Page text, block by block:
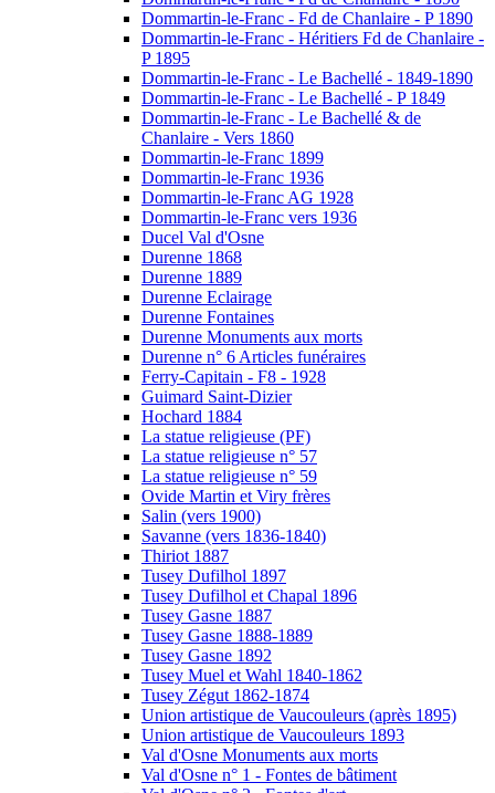
Dommartin-le-Franc - Fd de Chanlaire - P 1890
Dommartin-le-Franc - Héritiers Fd de Chanlaire -
P 1895
Dommartin-le-Franc - Le Bachellé - 1849-1890
Dommartin-le-Franc - Le Bachellé - P 1849
Dommartin-le-Franc - Le Bachellé & de
Chanlaire - Vers 1860
Dommartin-le-Franc 1899
Dommartin-le-Franc 1936
Dommartin-le-Franc AG 1928
Dommartin-le-Franc vers 1936
Ducel Val d'Osne
Durenne 1868
Durenne 1889
Durenne Eclairage
Durenne Fontaines
Durenne Monuments aux morts
Durenne n° 6 Articles funéraires
Ferry-Capitain - F8 - 1928
Guimard Saint-Dizier
Hochard 1884
La statue religieuse (PF)
La statue religieuse n° 57
La statue religieuse n° 59
Ovide Martin et Viry frères
Salin (vers 1900)
Savanne (vers 1836-1840)
Thiriot 1887
Tusey Dufilhol 1897
Tusey Dufilhol et Chapal 1896
Tusey Gasne 1887
Tusey Gasne 1888-1889
Tusey Gasne 1892
Tusey Muel et Wahl 1840-1862
Tusey Zégut 1862-1874
Union artistique de Vaucouleurs (après 1895)
Union artistique de Vaucouleurs 1893
Val d'Osne Monuments aux morts
Val d'Osne n° 1 - Fontes de bâtiment